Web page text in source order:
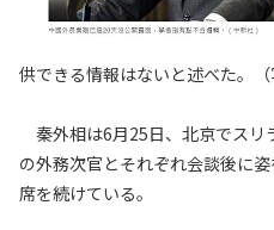
供できる情報はないと述べた。
秦外相は6月25日、北京でスリ
の外務次官とそれぞれ会談後に
席を続けている。